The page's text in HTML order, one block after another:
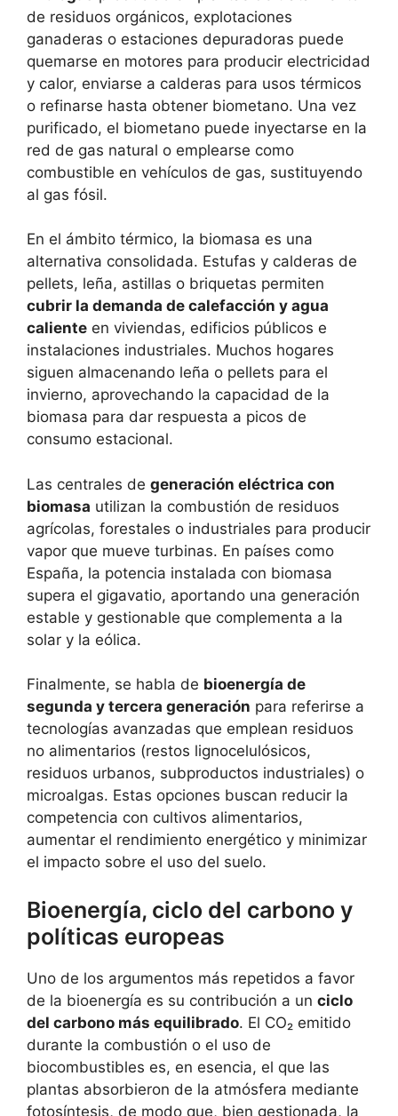
de residuos orgánicos, explotaciones
ganaderas o estaciones depuradoras puede
quemarse en motores para producir electricidad
y calor, enviarse a calderas para usos térmicos
o refinarse hasta obtener biometano. Una vez
purificado, el biometano puede inyectarse en la
red de gas natural o emplearse como
combustible en vehículos de gas, sustituyendo
al gas fósil.
En el ámbito térmico, la biomasa es una
alternativa consolidada. Estufas y calderas de
pellets, leña, astillas o briquetas permiten
cubrir la demanda de calefacción y agua
caliente en viviendas, edificios públicos e
instalaciones industriales. Muchos hogares
siguen almacenando leña o pellets para el
invierno, aprovechando la capacidad de la
biomasa para dar respuesta a picos de
consumo estacional.
Las centrales de generación eléctrica con
biomasa utilizan la combustión de residuos
agrícolas, forestales o industriales para producir
vapor que mueve turbinas. En países como
España, la potencia instalada con biomasa
supera el gigavatio, aportando una generación
estable y gestionable que complementa a la
solar y la eólica.
Finalmente, se habla de bioenergía de
segunda y tercera generación para referirse a
tecnologías avanzadas que emplean residuos
no alimentarios (restos lignocelulósicos,
residuos urbanos, subproductos industriales) o
microalgas. Estas opciones buscan reducir la
competencia con cultivos alimentarios,
aumentar el rendimiento energético y minimizar
el impacto sobre el uso del suelo.
Bioenergía, ciclo del carbono y
políticas europeas
Uno de los argumentos más repetidos a favor
de la bioenergía es su contribución a un ciclo
del carbono más equilibrado. El CO₂ emitido
durante la combustión o el uso de
biocombustibles es, en esencia, el que las
plantas absorbieron de la atmósfera mediante
fotosíntesis, de modo que, bien gestionada, la